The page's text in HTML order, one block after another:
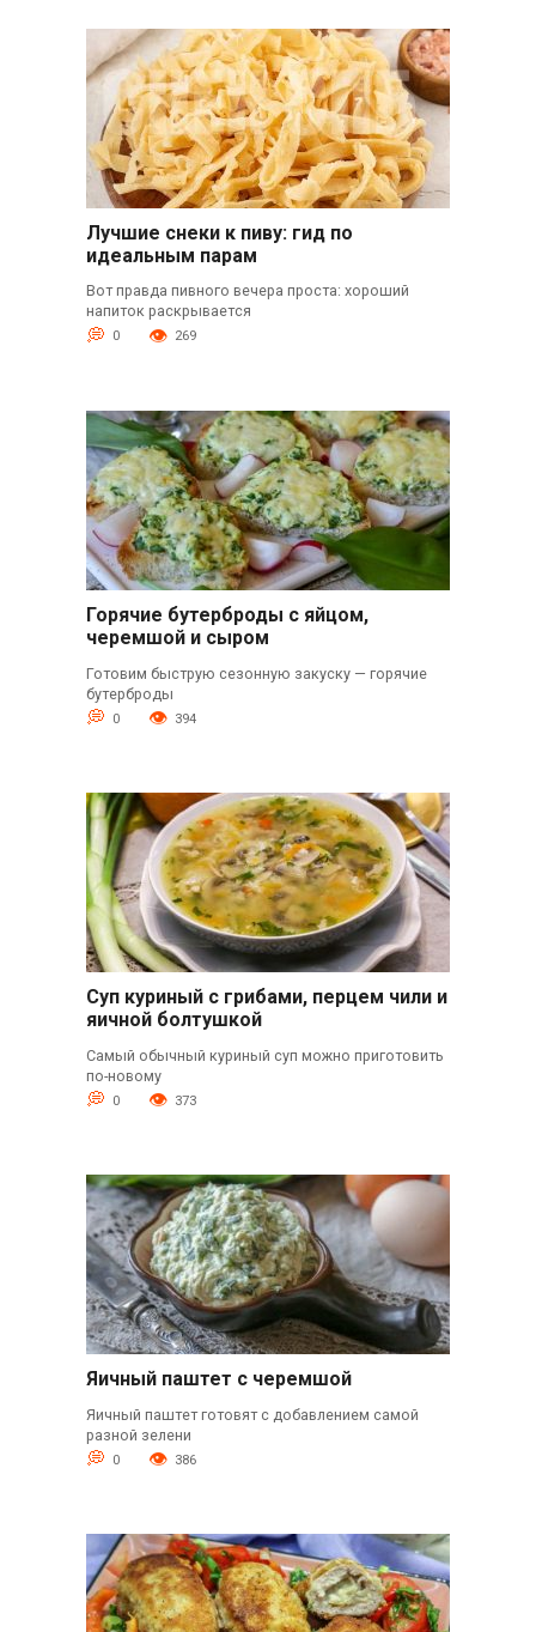
Лучшие снеки к пиву: гид по
идеальным парам
Вот правда пивного вечера проста: хороший
напиток раскрывается
0 269
Горячие бутерброды с яйцом,
черемшой и сыром
Готовим быструю сезонную закуску — горячие
бутерброды
0 394
Суп куриный с грибами, перцем чили и
яичной болтушкой
Самый обычный куриный суп можно приготовить
по-новому
0 373
Яичный паштет с черемшой
Яичный паштет готовят с добавлением самой
разной зелени
0 386